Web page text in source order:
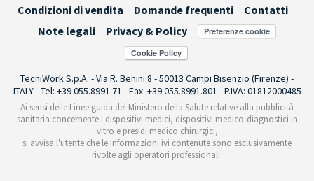
Condizioni di vendita
Domande frequenti
Contatti
Note legali
Privacy & Policy Preferenze cookie
TecniWork S.p.A. - Via R. Benini 8 - 50013 Campi Bisenzio (Firenze) -
ITALY - Tel: +39 055.8991.71 - Fax: +39 055.8991.801 - P.IVA: 01812000485
Ai sensi delle Linee guida del Ministero della Salute relative alla pubblicità
sanitaria concernente i dispositivi medici, dispositivi medico-diagnostici in
vitro e presidi medico chirurgici,
si avvisa l'utente che le informazioni ivi contenute sono esclusivamente
rivolte agli operatori professionali.